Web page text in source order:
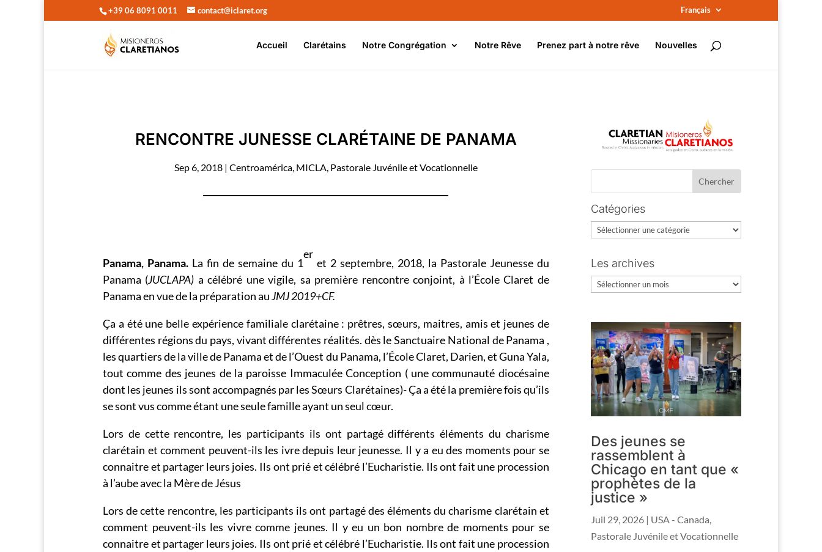
+39 06 8091 0011 contact@iclaret.org Français
Accueil Clarétains Notre Congrégation Notre Rêve Prenez part à notre rêve Nouvelles
RENCONTRE JUNESSE CLARÉTAINE DE PANAMA
Sep 6, 2018| Centroamérica, MICLA, Pastorale Juvénile et Vocationnelle
Panama, Panama. La fin de semaine du 1
er
et 2 septembre, 2018, la Pastorale Jeunesse du
Panama (JUCLAPA) a célébré une vigile, sa première rencontre conjoint, à l’École Claret de
Panama en vue de la préparation auJMJ 2019+CF.
Ça a été une belle expérience familiale clarétaine : prêtres, sœurs, maitres, amis et jeunes de
différentes régions du pays, vivant différentes réalités. dès le Sanctuaire National de Panama ,
les quartiers de la ville de Panama et de l’Ouest du Panama, l’École Claret, Darien, et Guna Yala,
tout comme des jeunes de la paroisse Immaculée Conception ( une communauté diocésaine
dont les jeunes ils sont accompagnés par les Sœurs Clarétaines)- Ça a été la première fois qu’ils
se sont vus comme étant une seule famille ayant un seul cœur.
Lors de cette rencontre, les participants ils ont partagé différents éléments du charisme
clarétain et comment peuvent-ils les ivre depuis leur jeunesse. Il y a eu des moments pour se
connaitre et partager leurs joies. Ils ont prié et célébré l’Eucharistie. Ils ont fait une procession
à l’aube avec la Mère de Jésus
Lors de cette rencontre, les participants ils ont partagé des éléments du charisme clarétain et
comment peuvent-ils les vivre comme jeunes. Il y eu un bon nombre de moments pour se
connaitre et partager leurs joies. Ils ont prié et célébré l’Eucharistie. Ils ont fait une procession
Catégories
Catégories
Les archives
Les
Des jeunes se
rassemblent à
Chicago en tant que «
prophètes de la
justice »
Juil 29, 2026 | USA - Canada,
Pastorale Juvénile et Vocationnelle